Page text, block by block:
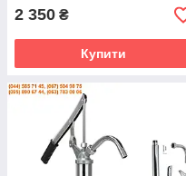
2 350 ₴
Купити